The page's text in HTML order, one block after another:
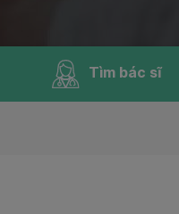
Tìm bác sĩ